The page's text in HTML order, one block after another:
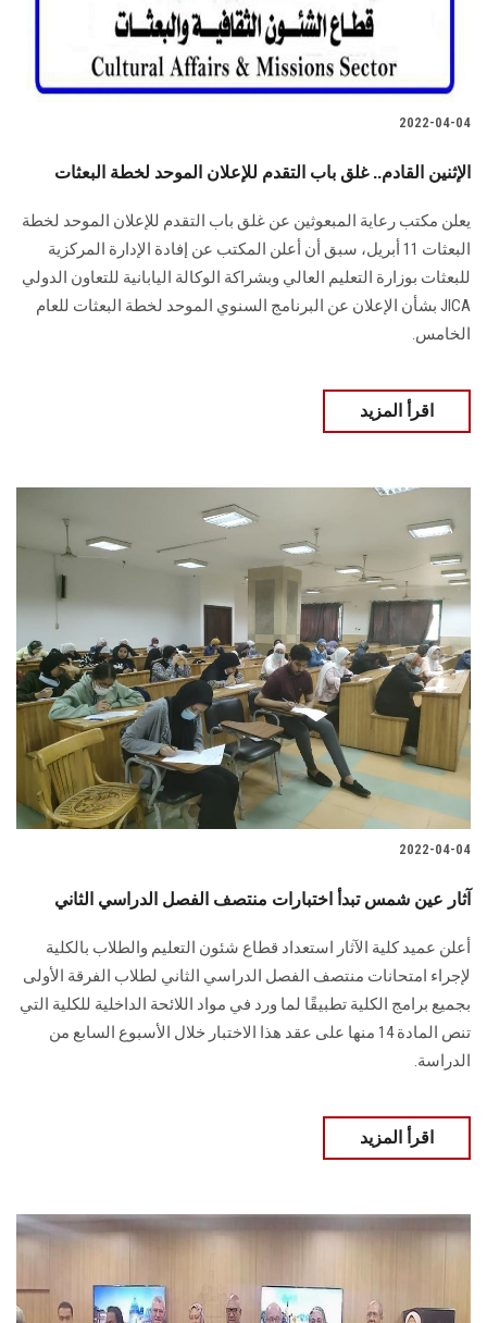
2022-04-04
الإثنين القادم.. غلق باب التقدم للإعلان الموحد لخطة البعثات
يعلن مكتب رعاية المبعوثين عن غلق باب التقدم للإعلان الموحد لخطة
البعثات 11 أبريل، سبق أن أعلن المكتب عن إفادة الإدارة المركزية
للبعثات بوزارة التعليم العالي وبشراكة الوكالة اليابانية للتعاون الدولي
JICA بشأن الإعلان عن البرنامج السنوي الموحد لخطة البعثات للعام
الخامس.
اقرأ المزيد
2022-04-04
آثار عين شمس تبدأ اختبارات منتصف الفصل الدراسي الثاني
أعلن عميد كلية الآثار استعداد قطاع شئون التعليم والطلاب بالكلية
لإجراء امتحانات منتصف الفصل الدراسي الثاني لطلاب الفرقة الأولى
بجميع برامج الكلية تطبيقًا لما ورد في مواد اللائحة الداخلية للكلية التي
تنص المادة 14 منها على عقد هذا الاختبار خلال الأسبوع السابع من
الدراسة.
اقرأ المزيد